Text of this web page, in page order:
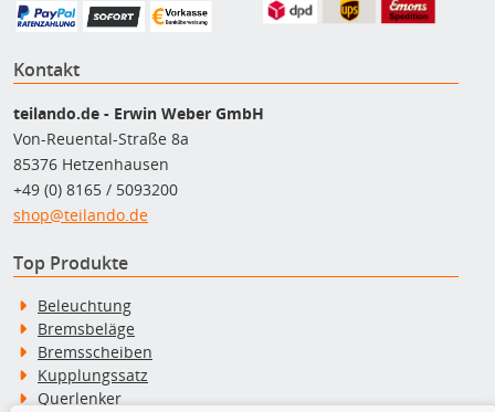
Kontakt
teilando.de - Erwin Weber GmbH
Von-Reuental-Straße 8a
85376 Hetzenhausen
+49 (0) 8165 / 5093200
shop@teilando.de
Top Produkte
Beleuchtung
Bremsbeläge
Bremsscheiben
Kupplungssatz
Querlenker